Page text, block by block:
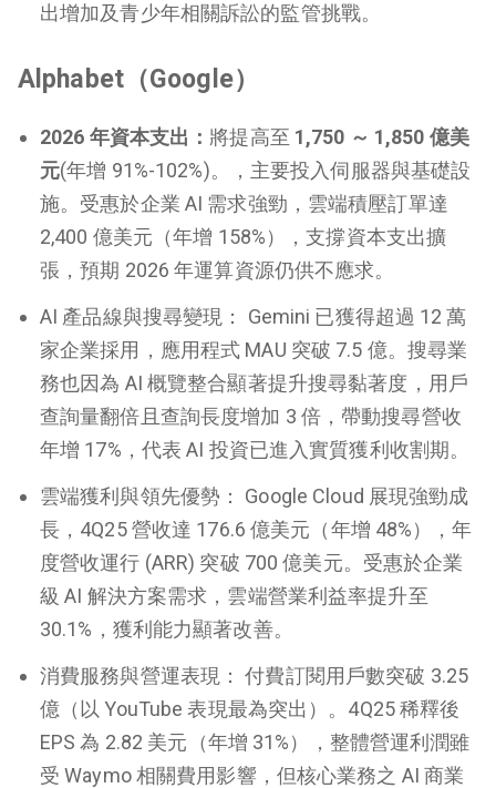
出增加及青少年相關訴訟的監管挑戰。
Alphabet（Google）
2026 年資本支出 ： 將提高至 1,750 ～ 1,850 億美
元(年增 91%-102%)。，主要投入伺服器與基礎設
施。受惠於企業 AI 需求強勁，雲端積壓訂單達
2,400 億美元（年增 158%），支撐資本支出擴
張，預期 2026 年運算資源仍供不應求。
AI 產品線與搜尋變現： Gemini 已獲得超過 12 萬
家企業採用，應用程式 MAU 突破 7.5 億。搜尋業
務也因為 AI 概覽整合顯著提升搜尋黏著度，用戶
查詢量翻倍且查詢長度增加 3 倍，帶動搜尋營收
年增 17%，代表 AI 投資已進入實質獲利收割期。
雲端獲利與領先優勢： Google Cloud 展現強勁成
長，4Q25 營收達 176.6 億美元（年增 48%），年
度營收運行 (ARR) 突破 700 億美元。受惠於企業
級 AI 解決方案需求，雲端營業利益率提升至
30.1%，獲利能力顯著改善。
消費服務與營運表現： 付費訂閱用戶數突破 3.25
億（以 YouTube 表現最為突出）。4Q25 稀釋後
EPS 為 2.82 美元（年增 31%），整體營運利潤雖
受 Waymo 相關費用影響，但核心業務之 AI 商業